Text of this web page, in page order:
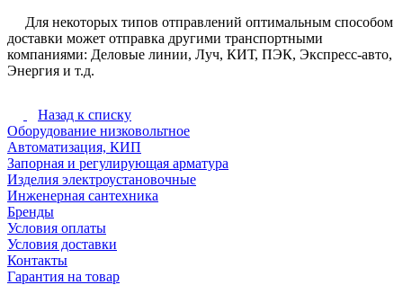
Для некоторых типов отправлений оптимальным способом
доставки может отправка другими транспортными
компаниями: Деловые линии, Луч, КИТ, ПЭК, Экспресс-авто,
Энергия и т.д.
Назад к списку
Оборудование низковольтное
Автоматизация, КИП
Запорная и регулирующая арматура
Изделия электроустановочные
Инженерная сантехника
Бренды
Условия оплаты
Условия доставки
Контакты
Гарантия на товар